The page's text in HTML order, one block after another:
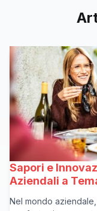
Sapori e
Aziendali a
Nel mondo